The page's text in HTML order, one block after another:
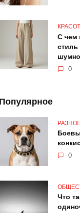
С чем
стиль
0
Популярное
0
Что